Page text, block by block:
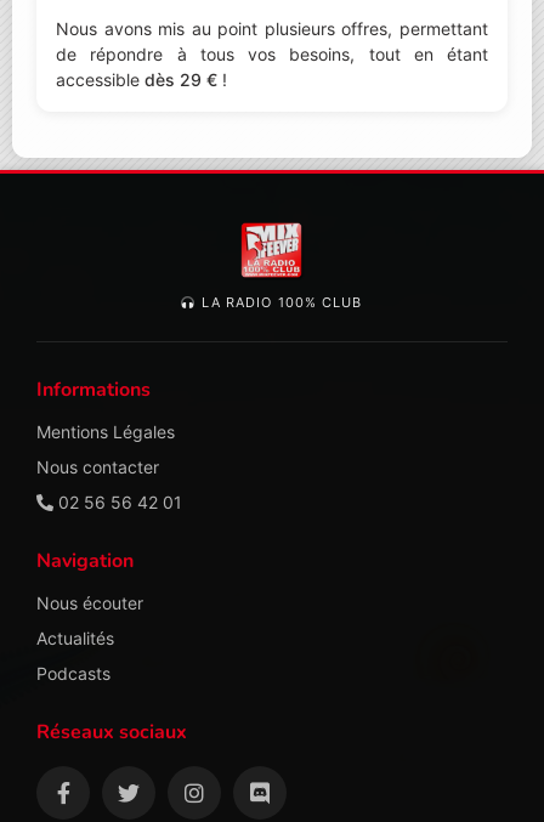
Nous avons mis au point plusieurs offres, permettant
de répondre à tous vos besoins, tout en étant
accessible dès 29 € !
LA RADIO 100% CLUB
Informations
Mentions Légales
Nous contacter
02 56 56 42 01
Navigation
Nous écouter
Actualités
Podcasts
Réseaux sociaux